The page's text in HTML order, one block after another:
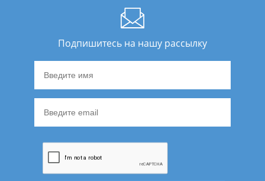
Не нашли ничего подходящего?
Жду звонка
Подпишитесь на нашу рассылку